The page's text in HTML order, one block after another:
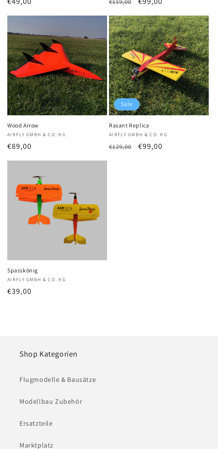
€119,00
Wood Arrow
Anbieter:
AIRFLY GMBH & CO. KG
Normaler
€89,00
Sale
Rasant Replica
Anbieter:
AIRFLY GMBH & CO. KG
Normaler
€129,00 Verkaufspreis
€99,00
Spasskönig
Anbieter:
AIRFLY GMBH & CO. KG
Normaler
€39,00
Shop Kategorien
Flugmodelle & Bausätze
Modellbau Zubehör
Ersatzteile
Marktplatz